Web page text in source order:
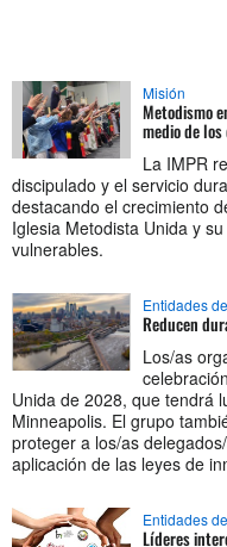
Misión
Metodismo
medio de
La IMPR
discipulado y el servicio
destacando el crecimiento
Iglesia Metodista Unida y
vulnerables.
Entidades
Reducen
Los/as
Unida de 2028, que tendrá
Minneapolis. El grupo
proteger a los/as
aplicación de las leyes de
Entidades
Líderes